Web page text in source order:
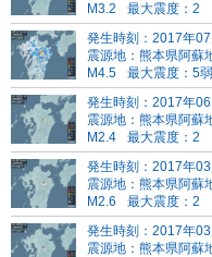
M3.2
最大震度：2
発生時刻：2017年
震源地：熊本県阿蘇
M4.5
最大震度：5弱
発生時刻：2017年
震源地：熊本県阿蘇
M2.4
最大震度：2
発生時刻：2017年
震源地：熊本県阿蘇
M2.6
最大震度：2
発生時刻：2017年
震源地：熊本県阿蘇